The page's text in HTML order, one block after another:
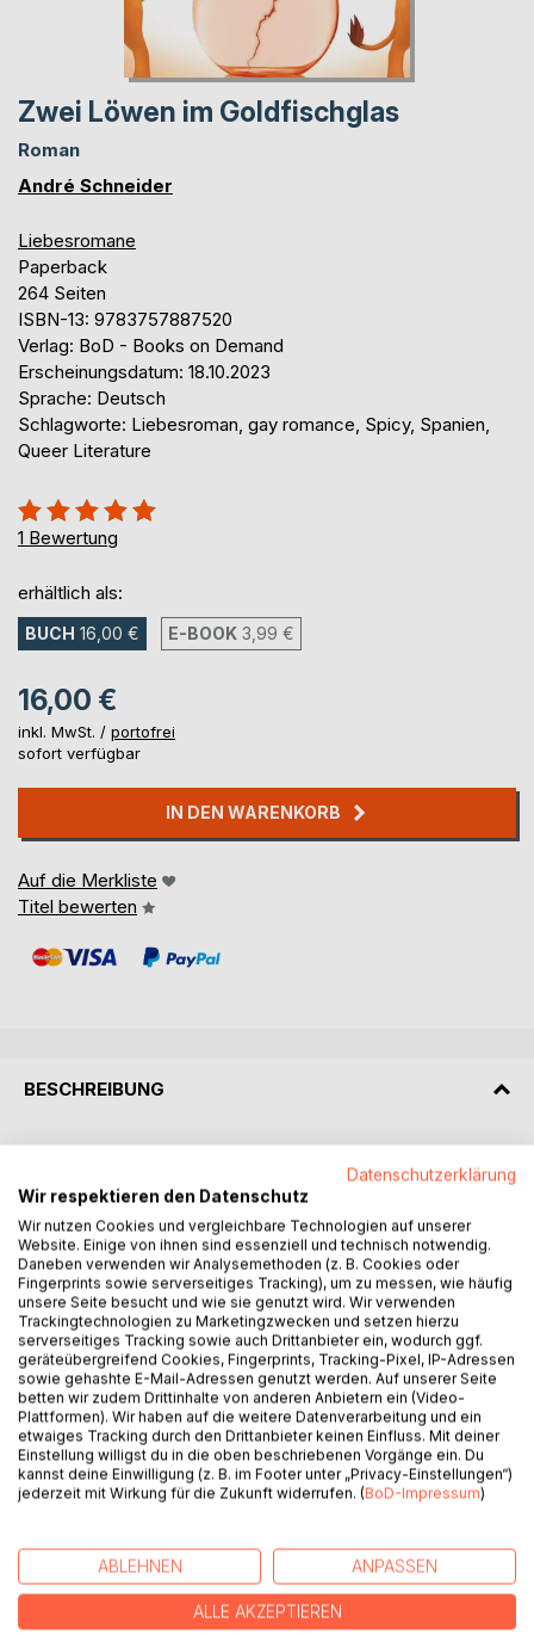
Zwei Löwen im Goldfischglas
Roman
André Schneider
Liebesromane
Paperback
264 Seiten
ISBN-13: 9783757887520
Verlag: BoD - Books on Demand
Erscheinungsdatum: 18.10.2023
Sprache: Deutsch
Schlagworte: Liebesroman, gay romance, Spicy, Spanien,
Queer Literature
Bewertung::
100%
1 Bewertung
erhältlich als:
BUCH 16,00 € E-BOOK 3,99 €
16,00 €
inkl. MwSt. / portofrei
sofort verfügbar
IN DEN WARENKORB
Auf die Merkliste
Titel bewerten
BESCHREIBUNG
sein könnten, verlieben sich auf den ersten Blick ineinander.
Der eine aufregend schön, charmant, reich und faul, der
andere gedankenvoll, ehrgeizig, arm und begabt.
Eine aufregende Zeit beginnt. Doch was passiert, wenn
Liebe und Schmerz zu nahe beieinander liegen? Wenn
anfängliche Zuneigung und Bindungslust nach und nach
toxisch werden?
In dieser mitreißenden Erzählung nimmt André Schneider
die Leser mit auf eine wort- und bildgewaltige
halbautobiografische Reise quer durch Europa, lässt sie
hautnah teilhaben an den Höhen, Tiefen und intimsten
Momenten einer außergewöhnlichen Beziehung und
gewährt tiefe Einblicke in eine Künstlerseele.
Über viele Jahre sollten der sich sammelnde und der sich
abstoßen. Philosophen wollten sie werden - und sie sind es
auch geworden. Auf ihre eigene, schmerzhafte Weise. Ein
poetischer Roman über sexuelle Selbstfindung und einen
langen Abschied.
Datenschutzerklärung
Wir respektieren den Datenschutz
Wir nutzen Cookies und vergleichbare Technologien auf unserer
Website. Einige von ihnen sind essenziell und technisch notwendig.
Daneben verwenden wir Analysemethoden (z. B. Cookies oder
Fingerprints sowie serverseitiges Tracking), um zu messen, wie häufig
unsere Seite besucht und wie sie genutzt wird. Wir verwenden
Trackingtechnologien zu Marketingzwecken und setzen hierzu
serverseitiges Tracking sowie auch Drittanbieter ein, wodurch ggf.
geräteübergreifend Cookies, Fingerprints, Tracking-Pixel, IP-Adressen
sowie gehashte E-Mail-Adressen genutzt werden. Auf unserer Seite
betten wir zudem Drittinhalte von anderen Anbietern ein (Video-
Plattformen). Wir haben auf die weitere Datenverarbeitung und ein
etwaiges Tracking durch den Drittanbieter keinen Einfluss. Mit deiner
Einstellung willigst du in die oben beschriebenen Vorgänge ein. Du
kannst deine Einwilligung (z. B. im Footer unter „Privacy-Einstellungen“)
jederzeit mit Wirkung für die Zukunft widerrufen. (BoD-Impressum)
ABLEHNEN ANPASSEN
ALLE AKZEPTIEREN